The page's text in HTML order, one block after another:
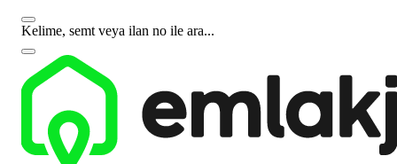
Kelime, semt veya ilan no ile ara...